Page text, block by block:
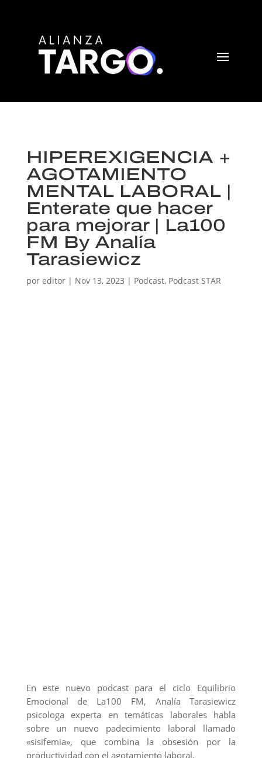
HIPEREXIGENCIA +
AGOTAMIENTO
MENTAL LABORAL |
Enterate que hacer
para mejorar | La100
FM By Analía
Tarasiewicz
por editor| Nov 13, 2023 | Podcast, Podcast STAR
En este nuevo podcast para el ciclo Equilibrio
Emocional de La100 FM, Analía Tarasiewicz
psicologa experta en temáticas laborales habla
sobre un nuevo padecimiento laboral llamado
«sisifemia», que combina la obsesión por la
productividad con el agotamiento laboral.